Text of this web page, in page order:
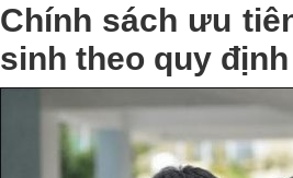
Chính sách ưu
sinh theo quy định